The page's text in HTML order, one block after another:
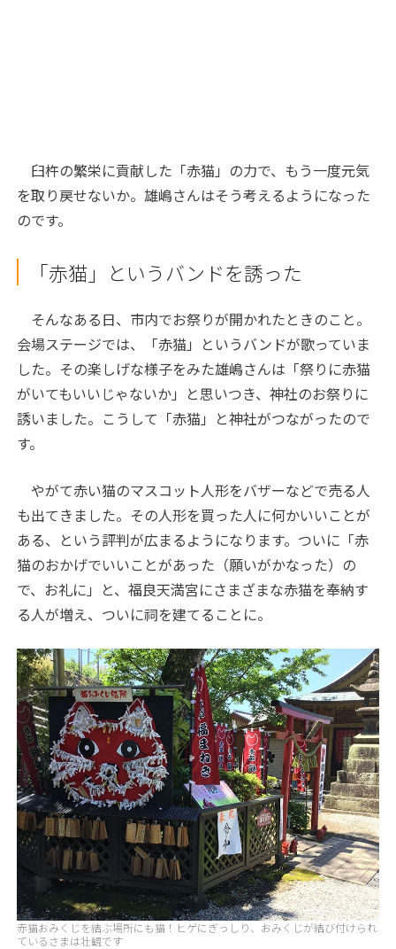
臼杵の繁栄に貢献した「赤猫」の力で、もう一度元気
を取り戻せないか。雄嶋さんはそう考えるようになった
のです。
「赤猫」というバンドを誘った
そんなある日、市内でお祭りが開かれたときのこと。
会場ステージでは、「赤猫」というバンドが歌っていま
した。その楽しげな様子をみた雄嶋さんは「祭りに赤猫
がいてもいいじゃないか」と思いつき、神社のお祭りに
誘いました。こうして「赤猫」と神社がつながったので
す。
やがて赤い猫のマスコット人形をバザーなどで売る人
も出てきました。その人形を買った人に何かいいことが
ある、という評判が広まるようになります。ついに「赤
猫のおかげでいいことがあった（願いがかなった）の
で、お礼に」と、福良天満宮にさまざまな赤猫を奉納す
る人が増え、ついに祠を建てることに。
赤猫おみくじを結ぶ場所にも猫！ヒゲにぎっしり、おみくじが結び付けられ
ているさまは壮観です